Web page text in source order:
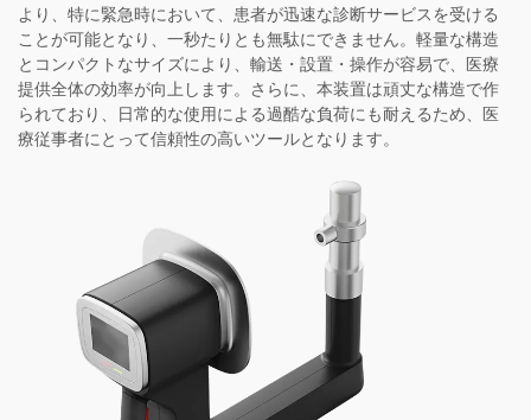
より、特に緊急時において、患者が迅速な診断サービスを受ける
ことが可能となり、一秒たりとも無駄にできません。軽量な構造
とコンパクトなサイズにより、輸送・設置・操作が容易で、医療
提供全体の効率が向上します。さらに、本装置は頑丈な構造で作
られており、日常的な使用による過酷な負荷にも耐えるため、医
療従事者にとって信頼性の高いツールとなります。